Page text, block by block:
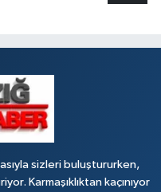
sizleri buluştururken,
Karmaşıklıktan kaçınıyor